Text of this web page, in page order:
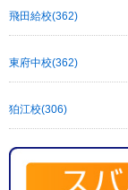
飛田給校(362)
東府中校(362)
狛江校(306)